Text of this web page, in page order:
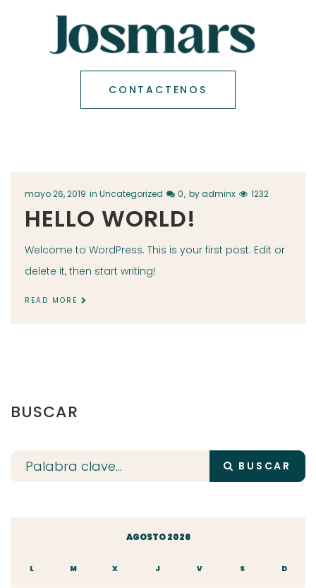
CONTACTENOS
mayo 26, 2019 in Uncategorized 0 byadminx 1232
HELLO WORLD!
Welcome to WordPress. This is your first post. Edit or
delete it, then start writing!
READ MORE
BUSCAR
BUSCAR
AGOSTO 2026
L M X J V S D